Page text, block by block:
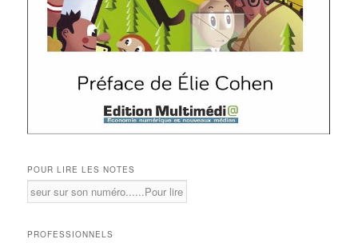
POUR LIRE LES NOTES
PROFESSIONNELS